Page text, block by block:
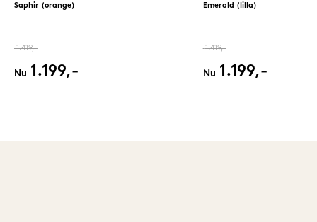
Saphir (orange)
1.419,-
Nu 1.199,-
Emerald (lilla)
1.419,-
Nu 1.199,-